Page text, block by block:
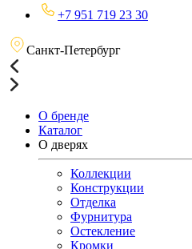
+7 951 719 23 30
Санкт-Петербург
О бренде
Каталог
О дверях
Коллекции
Конструкции
Отделка
Фурнитура
Остекление
Кромки